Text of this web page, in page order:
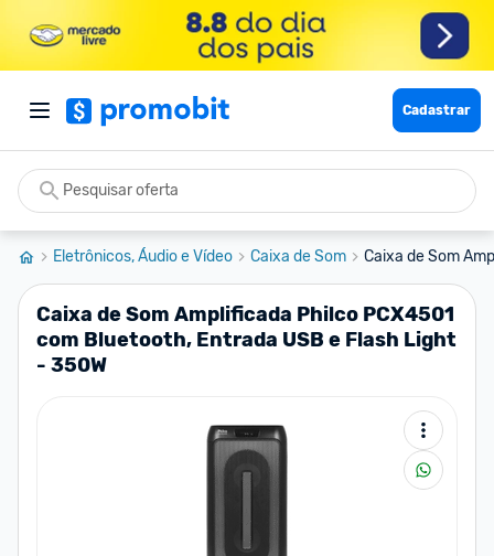
Cadastrar
Eletrônicos, Áudio e Vídeo Caixa de Som Caixa de Som
Caixa de Som Amplificada Philco PCX4501
com Bluetooth, Entrada USB e Flash Light
- 350W